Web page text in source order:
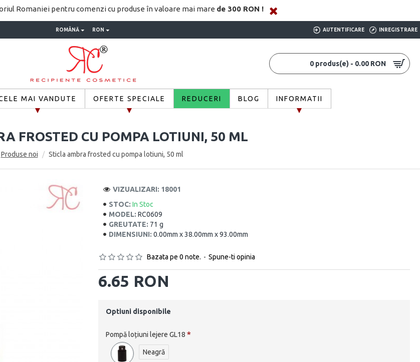
Romaniei pentru comenzi cu produse în valoare mai mare de 300 RON !
ROMÂNĂ RON AUTENTIFICARE INREGISTRARE
0 produs(e) - 0.00 RON
MAI VANDUTE OFERTE SPECIALE REDUCERI BLOG INFORMATII
Produse noi Sticla ambra frosted cu pompa lotiuni, 50 ml
FROSTED CU POMPA LOTIUNI, 50 ML
STOC: In Stoc
MODEL: RC0609
GREUTATE: 71 g
DIMENSIUNI: 0.00mm x 38.00mm x 93.00mm
VIZUALIZARI: 18001
Bazata pe 0 note. - Spune-ti opinia
6.65 RON
Optiuni disponibile
Pompă loțiuni lejere GL18
Neagră